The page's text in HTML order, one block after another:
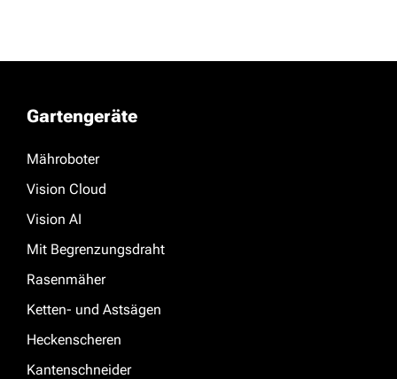
Gartengeräte
Mähroboter
Vision Cloud
Vision AI
Mit Begrenzungsdraht
Rasenmäher
Ketten- und Astsägen
Heckenscheren
Kantenschneider